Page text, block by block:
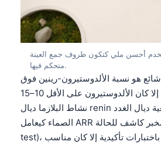
أحسن ملي كتكون ظروف جمع العينة
متحكم فيها.
هو نسبة الألدوستيرون-رينين فوق
20–30 إلا كان الألدوستيرون على الأقل 10–15 ng/dL و
نشاط البلازما ديال renin مكبوت. دليل الجمعية ديال الغدد
الصماء كيعامل ARR كمخبر كاشف للحالة (case-detection
test)، ومن بعد كيتبع باختبارات تأكيدية إلا كان مناسب অসমীয়া
Galego
Latviešu valoda
Македонски јазик
Euskara
Gàidhlig
Occitan